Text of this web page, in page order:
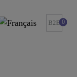
B2B 0